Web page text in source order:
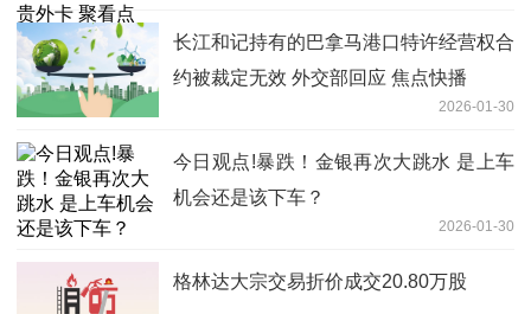
长江和记持有的巴拿马港口特许经营权合
约被裁定无效 外交部回应 焦点快播
2026-01-30
今日观点!暴跌！金银再次大跳水 是上车
机会还是该下车？
2026-01-30
格林达大宗交易折价成交20.80万股